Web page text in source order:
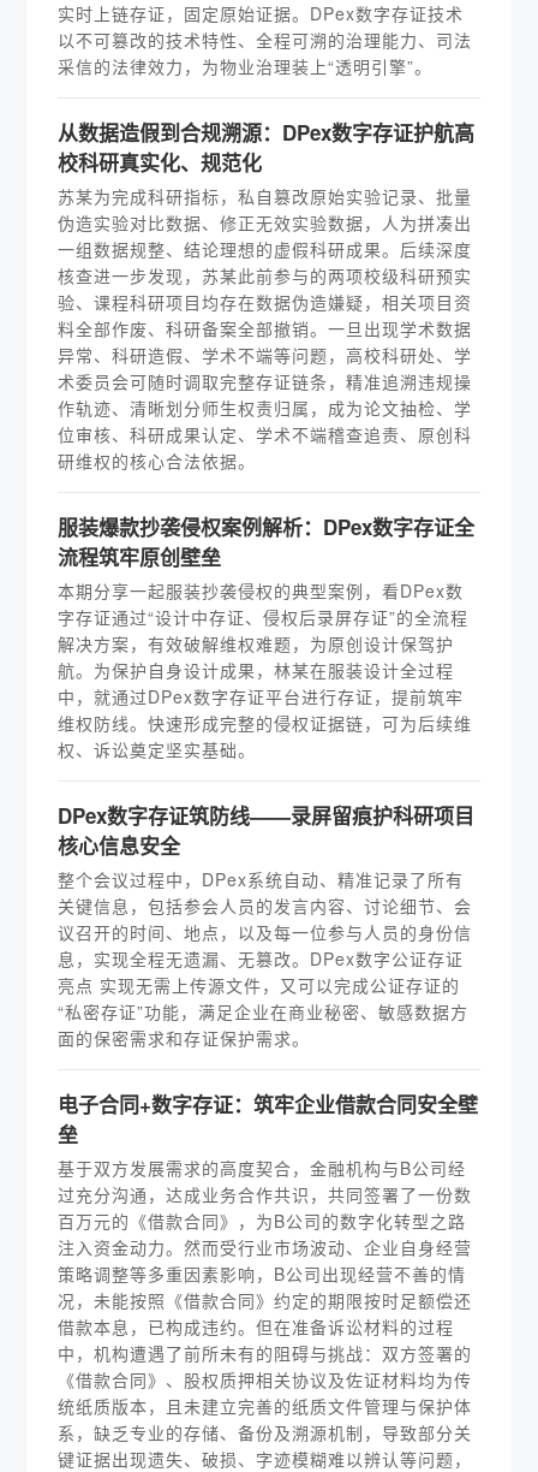
实时上链存证，固定原始证据。DPex数字存证技术
以不可篡改的技术特性、全程可溯的治理能力、司法
采信的法律效力，为物业治理装上“透明引擎”。
从数据造假到合规溯源：DPex数字存证护航高
校科研真实化、规范化
苏某为完成科研指标，私自篡改原始实验记录、批量
伪造实验对比数据、修正无效实验数据，人为拼凑出
一组数据规整、结论理想的虚假科研成果。后续深度
核查进一步发现，苏某此前参与的两项校级科研预实
验、课程科研项目均存在数据伪造嫌疑，相关项目资
料全部作废、科研备案全部撤销。一旦出现学术数据
异常、科研造假、学术不端等问题，高校科研处、学
术委员会可随时调取完整存证链条，精准追溯违规操
作轨迹、清晰划分师生权责归属，成为论文抽检、学
位审核、科研成果认定、学术不端稽查追责、原创科
研维权的核心合法依据。
服装爆款抄袭侵权案例解析：DPex数字存证全
流程筑牢原创壁垒
本期分享一起服装抄袭侵权的典型案例，看DPex数
字存证通过“设计中存证、侵权后录屏存证”的全流程
解决方案，有效破解维权难题，为原创设计保驾护
航。为保护自身设计成果，林某在服装设计全过程
中，就通过DPex数字存证平台进行存证，提前筑牢
维权防线。快速形成完整的侵权证据链，可为后续维
权、诉讼奠定坚实基础。
DPex数字存证筑防线——录屏留痕护科研项目
核心信息安全
整个会议过程中，DPex系统自动、精准记录了所有
关键信息，包括参会人员的发言内容、讨论细节、会
议召开的时间、地点，以及每一位参与人员的身份信
息，实现全程无遗漏、无篡改。DPex数字公证存证
亮点 实现无需上传源文件，又可以完成公证存证的
“私密存证”功能，满足企业在商业秘密、敏感数据方
面的保密需求和存证保护需求。
电子合同+数字存证：筑牢企业借款合同安全壁
垒
基于双方发展需求的高度契合，金融机构与B公司经
过充分沟通，达成业务合作共识，共同签署了一份数
百万元的《借款合同》，为B公司的数字化转型之路
注入资金动力。然而受行业市场波动、企业自身经营
策略调整等多重因素影响，B公司出现经营不善的情
况，未能按照《借款合同》约定的期限按时足额偿还
借款本息，已构成违约。但在准备诉讼材料的过程
中，机构遭遇了前所未有的阻碍与挑战：双方签署的
《借款合同》、股权质押相关协议及佐证材料均为传
统纸质版本，且未建立完善的纸质文件管理与保护体
系，缺乏专业的存储、备份及溯源机制，导致部分关
键证据出现遗失、破损、字迹模糊难以辨认等问题，